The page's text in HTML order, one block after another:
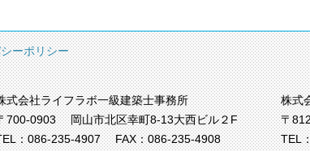
ーポリシー
式会社ライフラボ一級建築士事務所
700-0903岡山市北区幸町8-13大西ビル２F
：086-235-4907 FAX：086-235-4908
株式
〒
TEL